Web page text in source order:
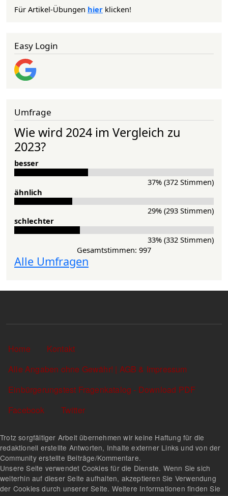
Für Artikel-Übungen hier klicken!
Easy Login
Umfrage
Wie wird 2024 im Vergleich zu
2023?
besser
37% (372 Stimmen)
ähnlich
29% (293 Stimmen)
schlechter
33% (332 Stimmen)
Gesamtstimmen: 997
Alle Umfragen
Sekundärlinks
Home
Kontakt
Alle Angaben ohne Gewähr! | AGB & Impressum
Einbürgerungstest Fragenkatalog - Download PDF
Facebook
Twitter
Trotz sorgfältiger Arbeit übernehmen wir keine Haftung für die
redaktionell erstellte Antworten, Inhalte externer Links und von der
Community erstellte Beiträge/Kommentare.
Unsere Seite verwendet Cookies für die Dienste. Wenn Sie sich
weiterhin auf dieser Seite aufhalten, akzeptieren Sie Verwendung
der Cookies durch unserer Seite. Weitere Informationen finden Sie